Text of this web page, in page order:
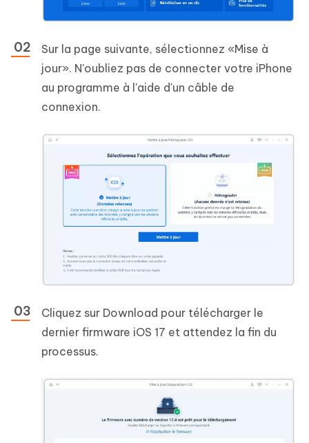
Sur la page suivante, sélectionnez «Mise à
jour». N'oubliez pas de connecter votre iPhone
au programme à l'aide d'un câble de
connexion.
Cliquez sur Download pour télécharger le
dernier firmware iOS 17 et attendez la fin du
processus.